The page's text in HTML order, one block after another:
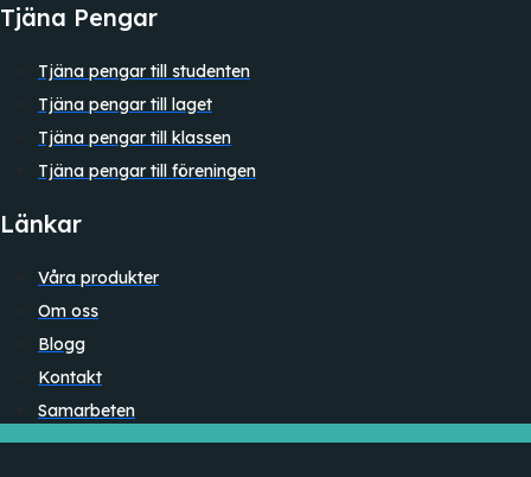
Tjäna Pengar
Tjäna pengar till studenten
Tjäna pengar till laget
Tjäna pengar till klassen
Tjäna pengar till föreningen
Länkar
Våra produkter
Om oss
Blogg
Kontakt
Samarbeten